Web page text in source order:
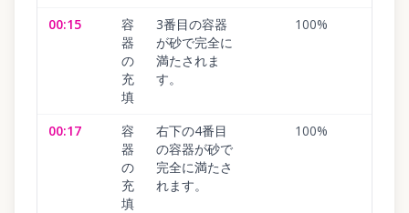
00:15
容
器
の
充
填
3番目の容器
が砂で完全に
満たされま
す。
100%
00:17
容
器
の
充
填
右下の4番目
の容器が砂で
完全に満たさ
れます。
100%